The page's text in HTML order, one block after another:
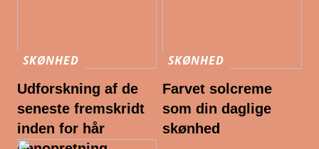
SKØNHED
Udforskning af de
seneste fremskridt
inden for hår
SKØNHED
Farvet solcreme
som din daglige
skønhed